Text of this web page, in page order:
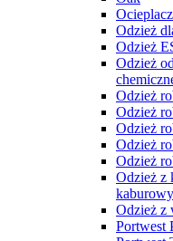
Odzież
Odzież
Odzież
Odzież
Odzież
Odzież
Odzież
Odzież
Odzież z
Odzież z
Portwest